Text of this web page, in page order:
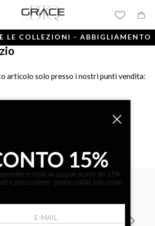
LE COLLEZIONI - ABBIGLIAMENTO
articolo solo presso i nostri punti vendita:
- PUNTA ALA (GR) GRACE BTQ
NEWSLETTER
15%
e ricevi un coupon sconto del 15%
a prezzo pieno - promo valida solo online